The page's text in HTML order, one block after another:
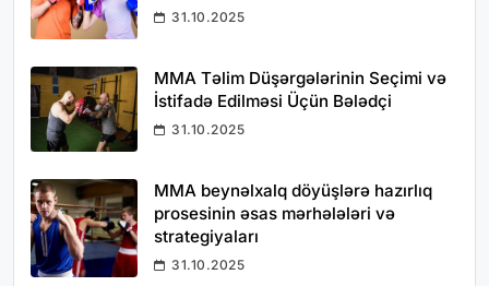
31.10.2025
MMA Təlim Düşərgələrinin Seçimi və
İstifadə Edilməsi Üçün Bələdçi
31.10.2025
MMA beynəlxalq döyüşlərə hazırlıq
prosesinin əsas mərhələləri və
strategiyaları
31.10.2025